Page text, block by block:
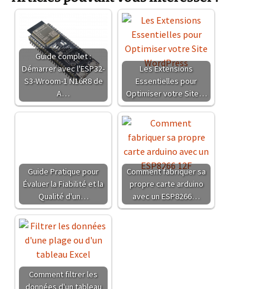
Guide complet :
Démarrer avec l'ESP32-
S3-Wroom-1 N16R8 de
A…
Les Extensions
Essentielles pour
Optimiser votre Site…
Guide Pratique pour
Évaluer la Fiabilité et la
Qualité d'un…
Comment fabriquer sa
propre carte arduino
avec un ESP8266…
Comment filtrer les
données d'un tableau